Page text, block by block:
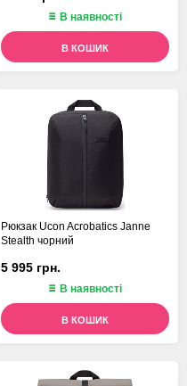
В наявності
В КОШИК
Рюкзак Ucon Acrobatics Janne
Stealth чорний
5 995 грн.
В наявності
В КОШИК